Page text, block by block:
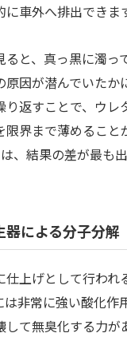
車外へ排出できま
ると、真っ黒に濁っ
因が潜んでいたか
り返すことで、ウレ
限界まで薄めること
、結果の差が最も
による分子分解
仕上げとして行われ
非常に強い酸化作
て無臭化する力が